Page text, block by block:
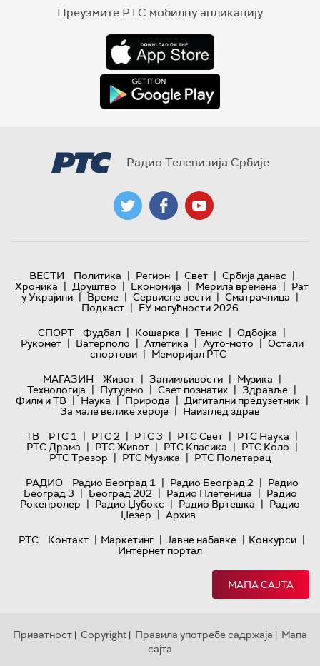
Преузмите РТС мобилну апликацију
Радио Телевизија Србије
ВЕСТИ Политика | Регион | Свет | Србија данас |
Хроника | Друштво | Економија | Мерила времена | Рат
у Украјини | Време | Сервисне вести | Сматрачница |
Подкаст | ЕУ могућности 2026
СПОРТ
Фудбал | Кошарка | Тенис | Одбојка |
Рукомет | Ватерполо | Атлетика | Ауто-мото | Остали
спортови | Меморијал РТС
МАГАЗИН
Живот | Занимљивости | Музика |
Технологијa | Путујемо | Свет познатих | Здравље |
Филм и ТВ | Наука | Природа | Дигитални предузетник |
За мале велике хероје | Наизглед здрав
ТВ
РТС 1 | РТС 2 | РТС 3 | РТС Свет | РТС Наука |
РТС Драма | РТС Живот | РТС Класика | РТС Коло |
РТС Трезор | РТС Музика | РТС Полетарац
РАДИО
Радио Београд 1 | Радио Београд 2 | Радио
Београд 3 | Београд 202 | Радио Плетеница | Радио
Рокенролер | Радио Џубокс | Радио Вртешка | Радио
Џезер | Архив
РТС
Контакт | Маркетинг | Јавне набавке | Конкурси |
Интернет портал
МАПА САЈТА
Приватност | Copyright | Правила употребе садржаја | Мапа
сајта